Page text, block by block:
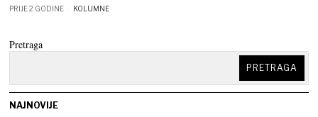
PRIJE 2 GODINE KOLUMNE
Pretraga
PRETRAGA
NAJNOVIJE